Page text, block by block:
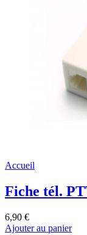
Accueil
Fiche tél.
6,90 €
Ajouter au panier